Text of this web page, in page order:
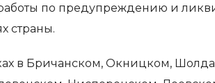
по предупреждению и
страны.
в Бричанском, Окницком,